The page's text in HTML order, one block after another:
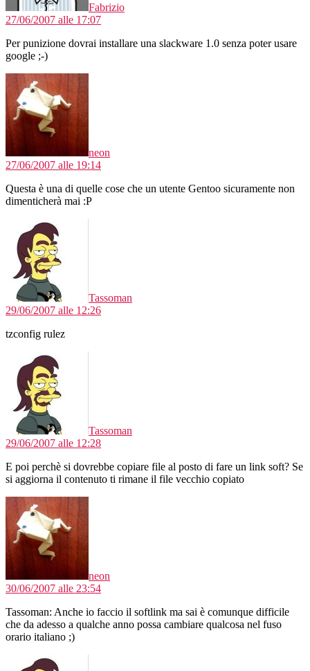
Fabrizio
27/06/2007 alle 17:07
Per punizione dovrai installare una slackware 1.0 senza poter usare
google ;-)
neon
27/06/2007 alle 19:14
Questa è una di quelle cose che un utente Gentoo sicuramente non
dimenticherà mai :P
Tassoman
29/06/2007 alle 12:26
tzconfig rulez
Tassoman
29/06/2007 alle 12:28
E poi perchè si dovrebbe copiare file al posto di fare un link soft? Se
si aggiorna il contenuto ti rimane il file vecchio copiato
neon
30/06/2007 alle 23:54
Tassoman: Anche io faccio il softlink ma sai è comunque difficile
che da adesso a qualche anno possa cambiare qualcosa nel fuso
orario italiano ;)